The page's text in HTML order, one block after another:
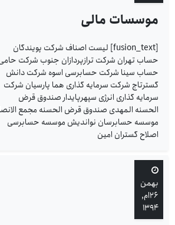
موسسات مالی
[fusion_text] لیست اصناف شرکت پویندگان
حساب تهران شرکت ترازپردازان جنوب شرکت حامی
حساب سینا شرکت حسابرسی اسوه شرکت دانش
گسترتاج شرکت سرمایه گذاری هما پارسیان شرکت
سرمایه گذاری انرژی سپهرپایدار صندوق قرض
الحسنه المهدی صندوق قرض الحسنه مجمع الانصار
موسسه حسابرسان نواندیش موسسه حسابرسی
اصلاح گستران امین
بهمن
۲۶ام,
۱۳۹۴